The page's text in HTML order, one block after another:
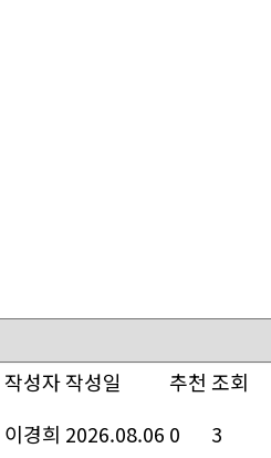
작성자작성일 추천 조회
이경희 2026.08.06 0 3